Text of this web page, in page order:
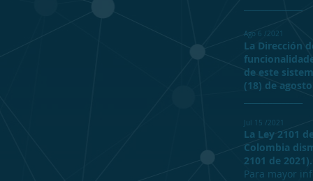
Ago 6 /2021
La Dirección
de este
(18) de
Jul 15 /2021
La Ley 2101
Colombia
2101 de 2021).
Para mayor